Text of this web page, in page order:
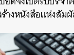
างหนังสือแห่งสัม